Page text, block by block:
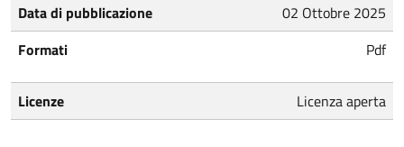
Data di pubblicazione
02 Ottobre 2025
Formati
Pdf
Licenze Licenza aperta